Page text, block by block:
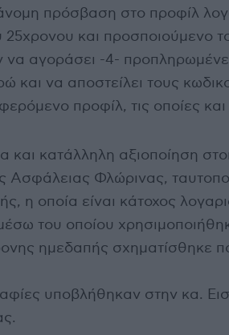
πρόσβαση στο προφίλ
και προσποιούμενο
να αγοράσει -4-
και να αποστείλει τους
προφίλ, τις οποίες
κατάλληλη αξιοποίηση
Ασφάλειας Φλώρινας,
η οποία είναι κάτοχος
του οποίου
ημεδαπής σχηματίσθηκε
υποβλήθηκαν στην κα.